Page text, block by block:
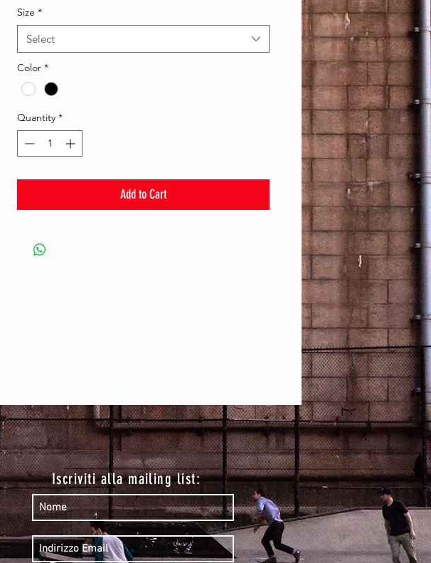
Size *
Select
Color *
Quantity *
Add to Cart
Iscriviti alla mailing list: